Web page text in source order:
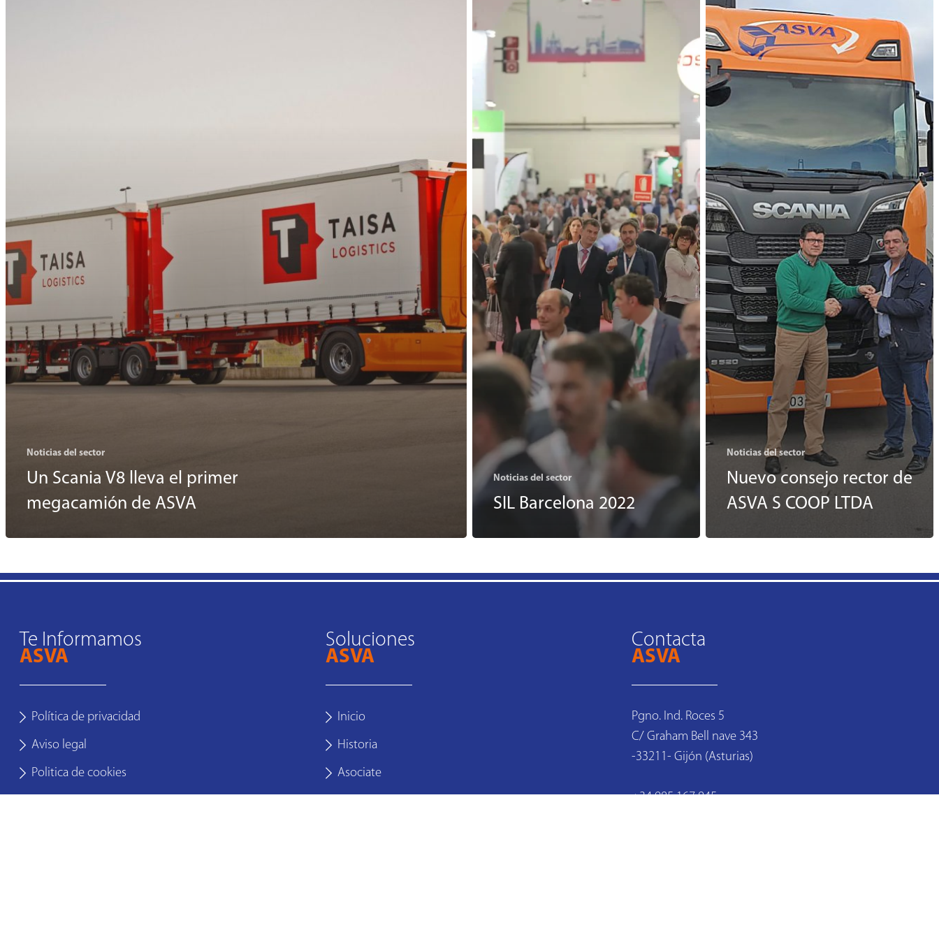
Noticias del sector
Un Scania V8 lleva el primer
megacamión de ASVA
Noticias del sector
SIL Barcelona 2022
Noticias del sector
Nuevo consejo rector de
ASVA S COOP LTDA
Te Informamos
ASVA
Política de privacidad
Aviso legal
Politica de cookies
Soluciones
ASVA
Inicio
Historia
Asociate
Contacta
ASVA
Pgno. Ind. Roces 5
C/ Graham Bell nave 343
-33211- Gijón (Asturias)
+34 985 167 845